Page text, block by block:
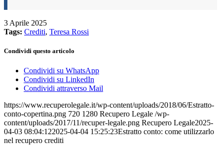
3 Aprile 2025
Tags: Crediti, Teresa Rossi
Condividi questo articolo
Condividi su WhatsApp
Condividi su LinkedIn
Condividi attraverso Mail
https://www.recuperolegale.it/wp-content/uploads/2018/06/Estratto-
conto-copertina.png 720 1280 Recupero Legale /wp-
content/uploads/2017/11/recuper-legale.png Recupero Legale2025-
04-03 08:04:122025-04-04 15:25:23Estratto conto: come utilizzarlo
nel recupero crediti